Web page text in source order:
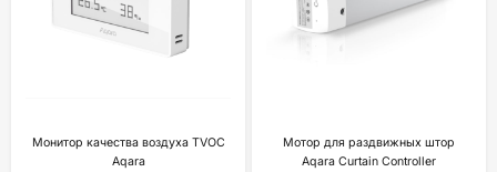
Монитор качества воздуха TVOC
Aqara
Мотор для раздвижных штор
Aqara Curtain Controller